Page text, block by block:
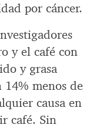
por cáncer.
y el café con
y grasa
14% menos de
causa en
café. Sin